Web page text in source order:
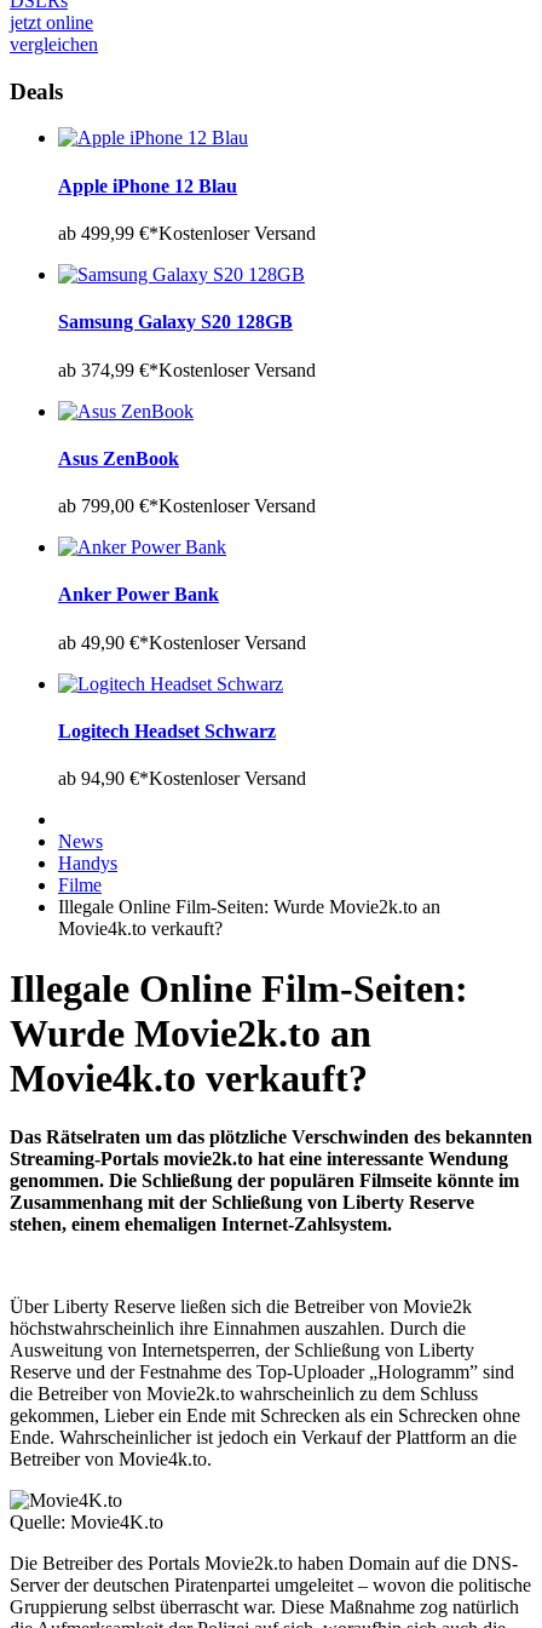
jetzt online
vergleichen
Deals
Apple iPhone 12 Blau
ab 499,99 €*Kostenloser Versand
Samsung Galaxy S20 128GB
ab 374,99 €*Kostenloser Versand
Asus ZenBook
ab 799,00 €*Kostenloser Versand
Anker Power Bank
ab 49,90 €*Kostenloser Versand
Logitech Headset Schwarz
ab 94,90 €*Kostenloser Versand
News
Handys
Filme
Illegale Online Film-Seiten: Wurde Movie2k.to an
Movie4k.to verkauft?
Illegale Online Film-Seiten:
Wurde Movie2k.to an
Movie4k.to verkauft?
Das Rätselraten um das plötzliche Verschwinden des bekannten
Streaming-Portals movie2k.to hat eine interessante Wendung
genommen. Die Schließung der populären Filmseite könnte im
Zusammenhang mit der Schließung von Liberty Reserve
stehen, einem ehemaligen Internet-Zahlsystem.
Über Liberty Reserve ließen sich die Betreiber von Movie2k
höchstwahrscheinlich ihre Einnahmen auszahlen. Durch die
Ausweitung von Internetsperren, der Schließung von Liberty
Reserve und der Festnahme des Top-Uploader „Hologramm” sind
die Betreiber von Movie2k.to wahrscheinlich zu dem Schluss
gekommen, Lieber ein Ende mit Schrecken als ein Schrecken ohne
Ende. Wahrscheinlicher ist jedoch ein Verkauf der Plattform an die
Betreiber von Movie4k.to.
Quelle: Movie4K.to
Die Betreiber des Portals Movie2k.to haben Domain auf die DNS-
Server der deutschen Piratenpartei umgeleitet – wovon die politische
Gruppierung selbst überrascht war. Diese Maßnahme zog natürlich